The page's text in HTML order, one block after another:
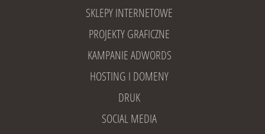
SKLEPY INTERNETOWE
PROJEKTY GRAFICZNE
KAMPANIE ADWORDS
HOSTING I DOMENY
DRUK
SOCIAL MEDIA